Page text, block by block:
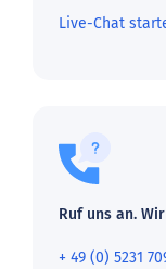
Live-Chat
Ruf uns an.
+ 49 (0) 5231